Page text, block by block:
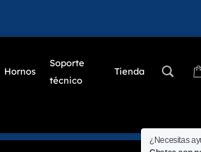
Hornos
Soporte
técnico
Tienda
¿Necesitas